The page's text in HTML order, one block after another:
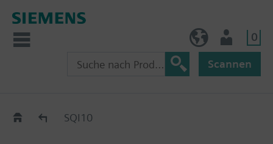
0
Scannen
Austauschhilfe
SQI10